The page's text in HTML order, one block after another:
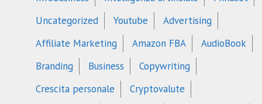
Uncategorized
Youtube
Advertising
Affiliate Marketing
Amazon FBA
AudioBook
Branding
Business
Copywriting
Crescita personale
Cryptovalute